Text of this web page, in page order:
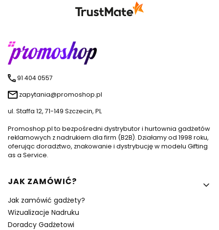
91 404 0557
zapytania@promoshop.pl
ul. Staffa 12, 71-149 Szczecin, PL
Promoshop.pl to bezpośredni dystrybutor i hurtownia gadżetów
reklamowych z nadrukiem dla firm (B2B). Działamy od 1998 roku,
oferując doradztwo, znakowanie i dystrybucję w modelu Gifting
as a Service.
Linki w stopce
JAK ZAMÓWIĆ?
Jak zamówić gadżety?
Wizualizacje Nadruku
Doradcy Gadżetowi